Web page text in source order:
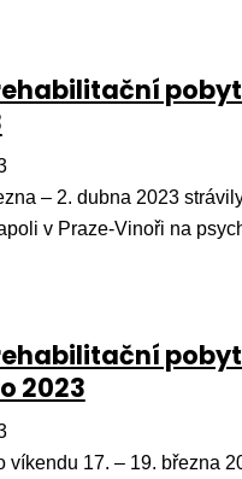
– 2. dubna 2023
v Praze-Vinoři na
2023
víkendu 17. – 19. března